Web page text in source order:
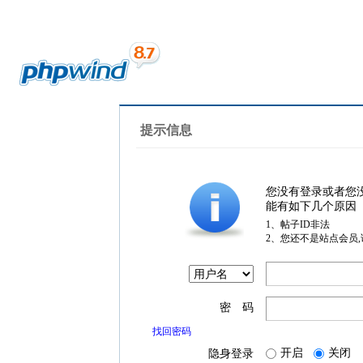
提示信息
您没有登录或者您
能有如下几个原因
1、帖子ID非法
2、您还不是站点会员
密 码
找回密码
隐身登录 开启 关闭